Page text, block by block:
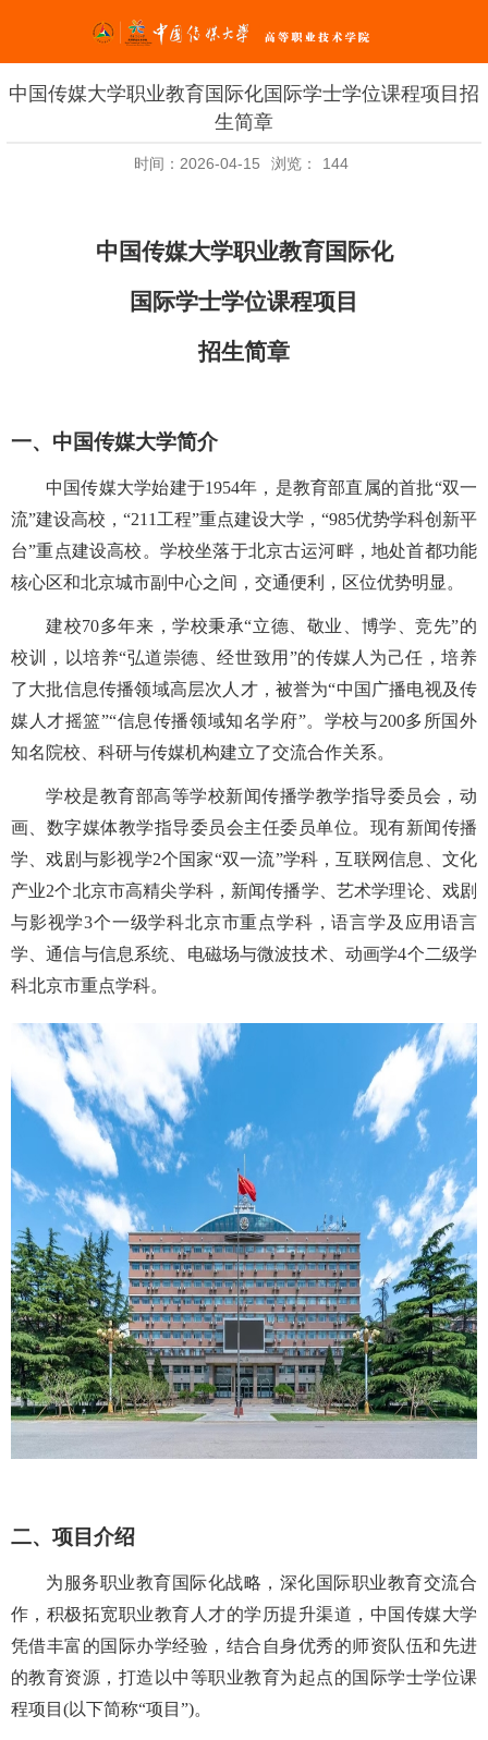
中国传媒大学职业教育国际化国际学士学位课程项目招
生简章
时间：2026-04-15 浏览： 144
中国传媒大学职业教育国际化
国际学士学位课程项目
招生简章
一、中国传媒大学简介
中国传媒大学始建于1954年，是教育部直属的首批“双一
流”建设高校， “211 工程”重点建设大学， “985优势学科创新平
台”重点建设高校。学校坐落于北京古运河畔，地处首都功能
核心区和北京城市副中心之间，交通便利，区位优势明显。
建校70多年来，学校秉承“立德、敬业、博学、竞先”的
校训，以培养“弘道崇德、经世致用”的传媒人为己任，培养
了大批信息传播领域高层次人才，被誉为“中国广播电视及传
媒人才摇篮”“信息传播领域知名学府”。学校与200多所国外
知名院校、科研与传媒机构建立了交流合作关系。
学校是教育部高等学校新闻传播学教学指导委员会，动
画、数字媒体教学指导委员会主任委员单位。现有新闻传播
学、戏剧与影视学2个国家“双一流”学科，互联网信息、文化
产业2个北京市高精尖学科，新闻传播学、艺术学理论、戏剧
与影视学3个一级学科北京市重点学科，语言学及应用语言
学、通信与信息系统、电磁场与微波技术、动画学4个二级学
科北京市重点学科。
二、项目介绍
为服务职业教育国际化战略，深化国际职业教育交流合
作，积极拓宽职业教育人才的学历提升渠道，中国传媒大学
凭借丰富 的国际办学经验，结合自身优秀的师资队伍和先进
的教育资源，打造以中等职业教育为起点的国际学士学位课
程项目(以下简称“项目 ”)。